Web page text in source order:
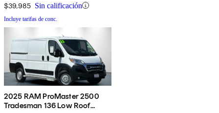
Seat FWD
$39,985 Sin calificación
Incluye tarifas de conc.
2025 RAM ProMaster 2500
Tradesman 136 Low Roof